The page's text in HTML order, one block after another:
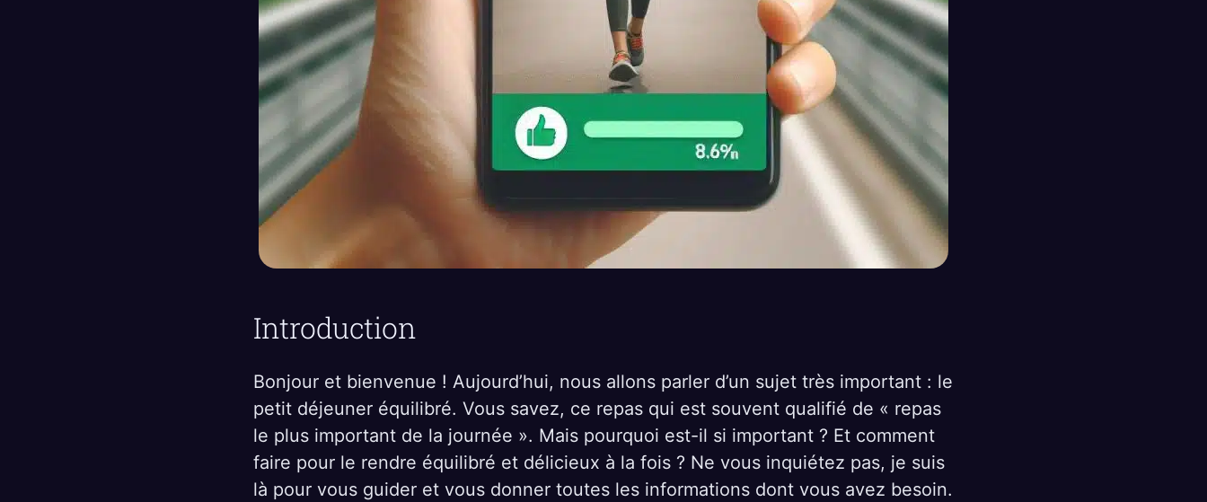
Introduction
Bonjour et bienvenue ! Aujourd’hui, nous allons parler d’un sujet très important : le
petit déjeuner équilibré. Vous savez, ce repas qui est souvent qualifié de « repas
le plus important de la journée ». Mais pourquoi est-il si important ? Et comment
faire pour le rendre équilibré et délicieux à la fois ? Ne vous inquiétez pas, je suis
là pour vous guider et vous donner toutes les informations dont vous avez besoin.